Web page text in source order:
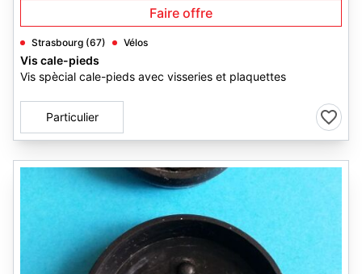
Faire offre
Strasbourg (67) Vélos
Vis cale-pieds
Vis spècial cale-pieds avec visseries et plaquettes
Particulier